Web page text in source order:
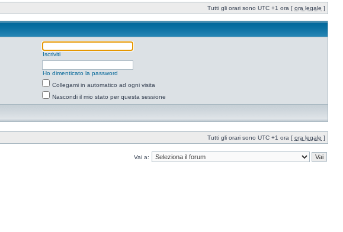
Tutti gli orari sono UTC +1 ora [ ora legale ]
Iscriviti
Ho dimenticato la password
Collegami in automatico ad ogni visita
Nascondi il mio stato per questa sessione
Tutti gli orari sono UTC +1 ora [ ora legale ]
Vai a: